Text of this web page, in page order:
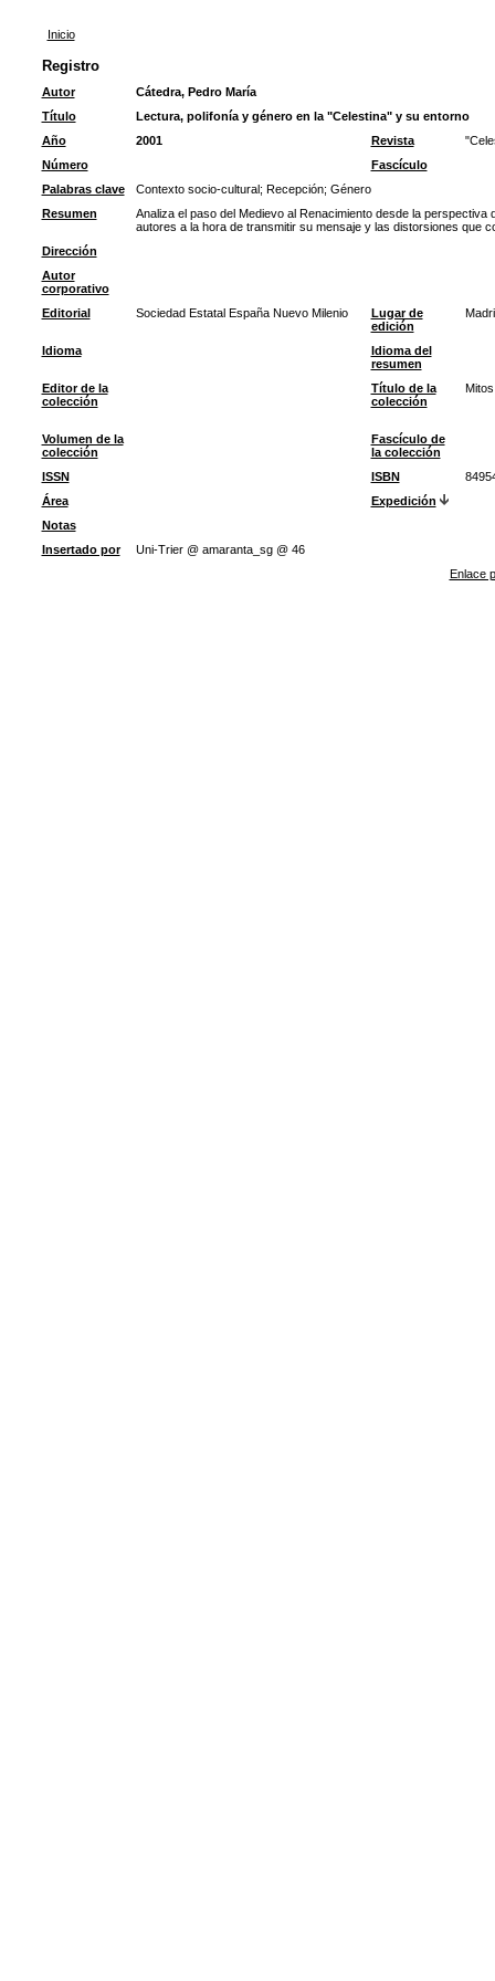
Inicio
Registro
Autor
Cátedra, Pedro María
Título
Lectura, polifonía y género en la "Celestina" y su entorno
Año
2001 Revista
Número
Fascículo
Palabras clave
Contexto socio-cultural; Recepción; Género
Resumen
Analiza el paso del Medievo al Renacimiento desde la
autores a la hora de transmitir su mensaje y las distorsiones que
Dirección
Autor
corporativo
Editorial
Sociedad Estatal España Nuevo Milenio
Lugar de
edición
Idioma
Idioma del
resumen
Editor de la
colección
Título de la
colección
Volumen de la
colección
Fascículo de
la colección
ISSN
ISBN
Área
Expedición
Notas
Insertado por
Uni-Trier @ amaranta_sg @ 46
Enlace